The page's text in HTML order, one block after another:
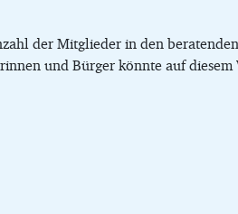
der Mitglieder in den
und Bürger könnte auf